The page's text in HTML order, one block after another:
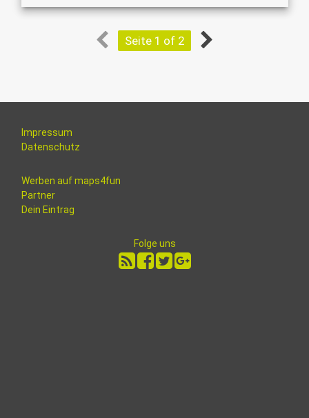
Seite 1 of 2
Impressum
Datenschutz
Werben auf maps4fun
Partner
Dein Eintrag
Folge uns